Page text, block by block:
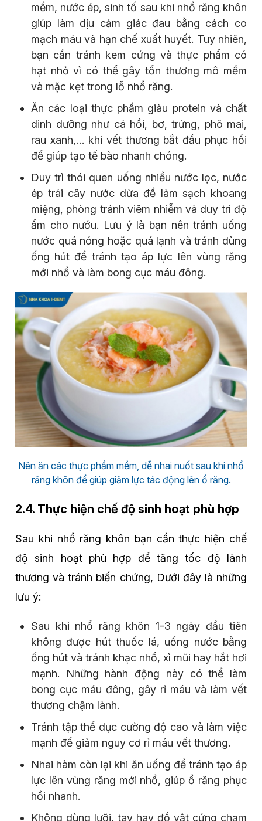
mềm, nước ép, sinh tố sau khi nhổ răng khôn
giúp làm dịu cảm giác đau bằng cách co
mạch máu và hạn chế xuất huyết. Tuy nhiên,
bạn cần tránh kem cứng và thực phẩm có
hạt nhỏ vì có thể gây tổn thương mô mềm
và mặc kẹt trong lỗ nhổ răng.
Ăn các loại thực phẩm giàu protein và chất
dinh dưỡng như cá hồi, bơ, trứng, phô mai,
rau xanh,… khi vết thương bắt đầu phục hồi
để giúp tạo tế bào nhanh chóng.
Duy trì thói quen uống nhiều nước lọc, nước
ép trái cây nước dừa để làm sạch khoang
miệng, phòng tránh viêm nhiễm và duy trì độ
ẩm cho nướu. Lưu ý là bạn nên tránh uống
nước quá nóng hoặc quá lạnh và tránh dùng
ống hút để tránh tạo áp lực lên vùng răng
mới nhổ và làm bong cục máu đông.
Nên ăn các thực phẩm mềm, dễ nhai nuốt sau khi nhổ
răng khôn để giúp giảm lực tác động lên ổ răng.
2.4. Thực hiện chế độ sinh hoạt phù hợp
Sau khi nhổ răng khôn bạn cần thực hiện chế
độ sinh hoạt phù hợp để tăng tốc độ lành
thương và tránh biến chứng, Dưới đây là những
lưu ý:
Sau khi nhổ răng khôn 1-3 ngày đầu tiên
không được hút thuốc lá, uống nước bằng
ống hút và tránh khạc nhổ, xì mũi hay hắt hơi
mạnh. Những hành động này có thể làm
bong cục máu đông, gây rỉ máu và làm vết
thương chậm lành.
Tránh tập thể dục cường độ cao và làm việc
mạnh để giảm nguy cơ rỉ máu vết thương.
Nhai hàm còn lại khi ăn uống để tránh tạo áp
lực lên vùng răng mới nhổ, giúp ổ răng phục
hồi nhanh.
Không dùng lưỡi, tay hay đồ vật cứng chạm